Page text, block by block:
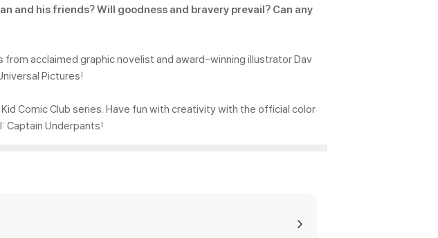
his friends? Will goodness and bravery prevail? Can any
acclaimed graphic novelist and award-winning illustrator Dav
Pictures!
Comic Club series. Have fun with creativity with the official color
Captain Underpants!